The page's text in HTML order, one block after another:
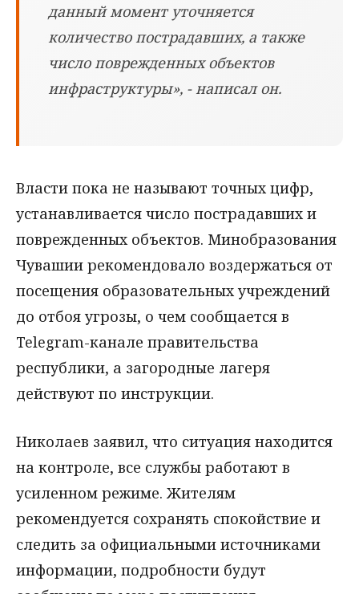
данный момент уточняется
количество пострадавших, а также
число поврежденных объектов
инфраструктуры», - написал он.
Власти пока не называют точных цифр,
устанавливается число пострадавших и
поврежденных объектов. Минобразования
Чувашии рекомендовало воздержаться от
посещения образовательных учреждений
до отбоя угрозы, о чем сообщается в
Telegram-канале правительства
республики, а загородные лагеря
действуют по инструкции.
Николаев заявил, что ситуация находится
на контроле, все службы работают в
усиленном режиме. Жителям
рекомендуется сохранять спокойствие и
следить за официальными источниками
информации, подробности будут